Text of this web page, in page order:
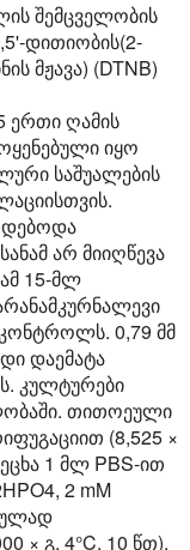
შემცველობის
დითიობის(2-
მჟავა) (DTNB)
ერთი ღამის
იყო
საშუალების
არ მიიღწევა
15-მლ
0,79 მმ
დაემატა
კულტურები
თითოეული
(8,525 ×
1 მლ PBS-ით
2 mM
× გ, 4°C, 10 წთ).